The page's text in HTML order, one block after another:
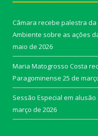
Câmara recebe palestra
Ambiente sobre as ações da
maio de 2026
Maria Matogrosso Costa
Paragominense 25 de
Sessão Especial em
março de 2026